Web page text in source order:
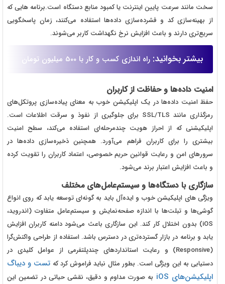
سخت مانند سرعت پایین اینترنت یا کمبود منابع دستگاه است.برنامه هایی که
از بهینه‌سازی کد و فشرده‌سازی داده‌ها استفاده می‌کنند، زمان پاسخگویی
سریع‌تری دارند و باعث افزایش نرخ نگهداشت کاربر می‌شوند.
بیشتر بخوانید: راه اندازی کسب و کار با 500 میلیون تومان
امنیت داده‌ها و حفاظت از کاربران
حفظ امنیت داده‌ها در یک اپلیکیشن خوب به معنای پیاده‌سازی پروتکل‌های
رمزگذاری مانند SSL/TLS برای جلوگیری از نفوذ و سرقت اطلاعات است.
اپلیکیشنی که از احراز هویت چندمرحله‌ای استفاده می‌کند، سطح امنیت
بیشتری را برای کاربران فراهم می‌آورد. همچنین ذخیره‌سازی داده‌ها در
سرورهای امن و رعایت قوانین حریم خصوصی، اعتماد کاربران را تقویت کرده
و باعث افزایش اعتبار برند می‌شود.
سازگاری با دستگاه‌ها و سیستم‌عامل‌های مختلف
ویژگی های اپلیکیشن خوب و ایده‌آل باید به گونه‌ای توسعه یابد که روی انواع
گوشی‌ها و تبلت‌ها با اندازه صفحه‌نمایش و سیستم‌عامل متفاوت (اندروید،
iOS) بدون اختلال کار کند. این سازگاری باعث می‌شود دامنه کاربران افزایش
یابد و برنامه در بازار گسترده‌تری در دسترس باشد. استفاده از طراحی واکنش‌گرا
(Responsive) و رعایت استانداردهای چندپلتفرمی از عوامل کلیدی در
دستیابی به این ویژگی است. بطور مثال نباید فراموش کرد که تست و دیباگ
اپلیکیشن‌های iOS
به صورت مداوم و دقیق، نقشی حیاتی در تضمین این